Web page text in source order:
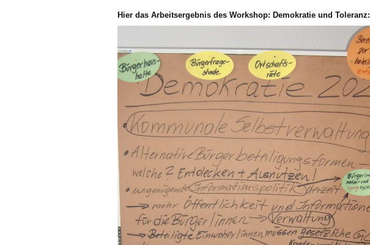
Hier das Arbeitsergebnis des Workshop: Demokratie und Toleranz: